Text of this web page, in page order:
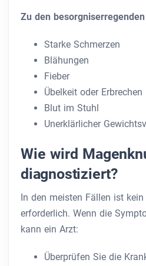
Zu den
Starke Schmerzen
Blähungen
Fieber
Übelkeit oder Erbrechen
Blut im Stuhl
Unerklärlicher
Wie wird
diagnostiziert?
In den meisten Fällen ist
erforderlich. Wenn die
kann ein Arzt:
Überprüfen Sie die